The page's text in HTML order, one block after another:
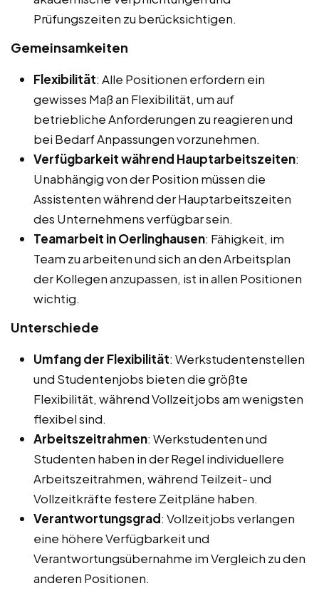
Prüfungszeiten zu berücksichtigen.
Gemeinsamkeiten
Flexibilität: Alle Positionen erfordern ein
gewisses Maß an Flexibilität, um auf
betriebliche Anforderungen zu reagieren und
bei Bedarf Anpassungen vorzunehmen.
Verfügbarkeit während Hauptarbeitszeiten:
Unabhängig von der Position müssen die
Assistenten während der Hauptarbeitszeiten
des Unternehmens verfügbar sein.
Teamarbeit in Oerlinghausen: Fähigkeit, im
Team zu arbeiten und sich an den Arbeitsplan
der Kollegen anzupassen, ist in allen Positionen
wichtig.
Unterschiede
Umfang der Flexibilität: Werkstudentenstellen
und Studentenjobs bieten die größte
Flexibilität, während Vollzeitjobs am wenigsten
flexibel sind.
Arbeitszeitrahmen: Werkstudenten und
Studenten haben in der Regel individuellere
Arbeitszeitrahmen, während Teilzeit- und
Vollzeitkräfte festere Zeitpläne haben.
Verantwortungsgrad: Vollzeitjobs verlangen
eine höhere Verfügbarkeit und
Verantwortungsübernahme im Vergleich zu den
anderen Positionen.